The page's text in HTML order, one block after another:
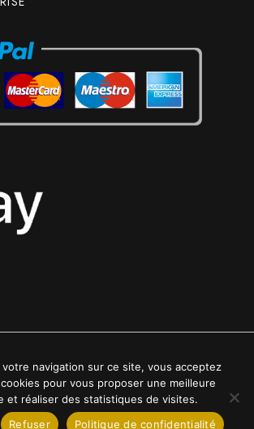
© Luxe24kt | Tous droits réservés
votre navigation sur ce site, vous acceptez
cookies pour vous proposer une meilleure
et réaliser des statistiques de visites.
Refuser Politique de confidentialité